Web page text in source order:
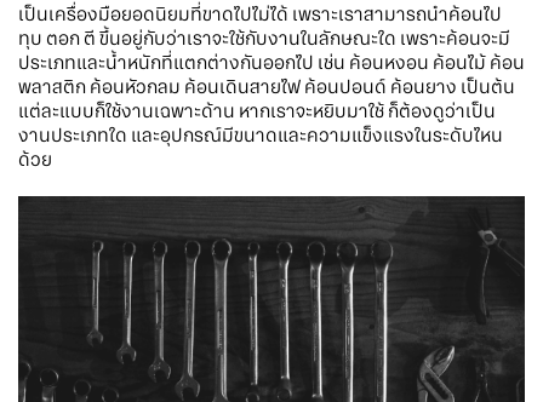
เป็นเครื่องมือยอดนิยมที่ขาดไปไม่ได้ เพราะเราสามารถนำค้อนไป
ทุบ ตอก ตี ขึ้นอยู่กับว่าเราจะใช้กับงานในลักษณะใด เพราะค้อนจะมี
ประเภทและน้ำหนักที่แตกต่างกันออกไป เช่น ค้อนหงอน ค้อนไม้ ค้อน
พลาสติก ค้อนหัวกลม ค้อนเดินสายไฟ ค้อนปอนด์ ค้อนยาง เป็นต้น
แต่ละแบบก็ใช้งานเฉพาะด้าน หากเราจะหยิบมาใช้ ก็ต้องดูว่าเป็น
งานประเภทใด และอุปกรณ์มีขนาดและความแข็งแรงในระดับไหน
ด้วย